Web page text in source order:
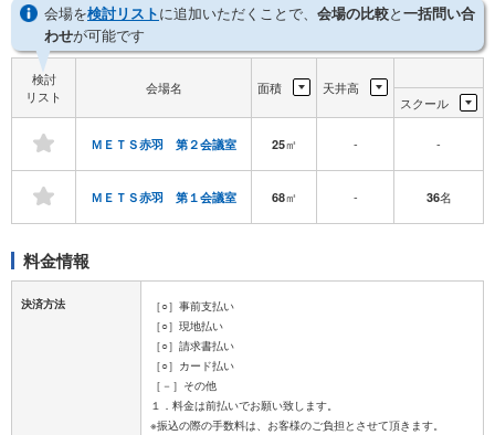
会場を検討リストに追加いただくことで、 会場の比較と一括問い合
わせが可能です
検討
リスト
会場名 面積
天井高
スクール
ＭＥＴＳ赤羽 第２会議室 25㎡ - -
ＭＥＴＳ赤羽 第１会議室 68㎡ - 36名
料金情報
決済方法
［○］事前支払い
［○］現地払い
［○］請求書払い
［○］カード払い
［－］その他
１．料金は前払いでお願い致します。
※振込の際の手数料は、お客様のご負担とさせて頂きます。